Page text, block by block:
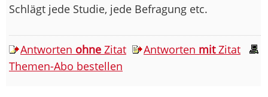
Schlägt jede Studie, jede Befragung etc.
Antworten ohne Zitat Antworten mitZitat
Themen-Abo bestellen